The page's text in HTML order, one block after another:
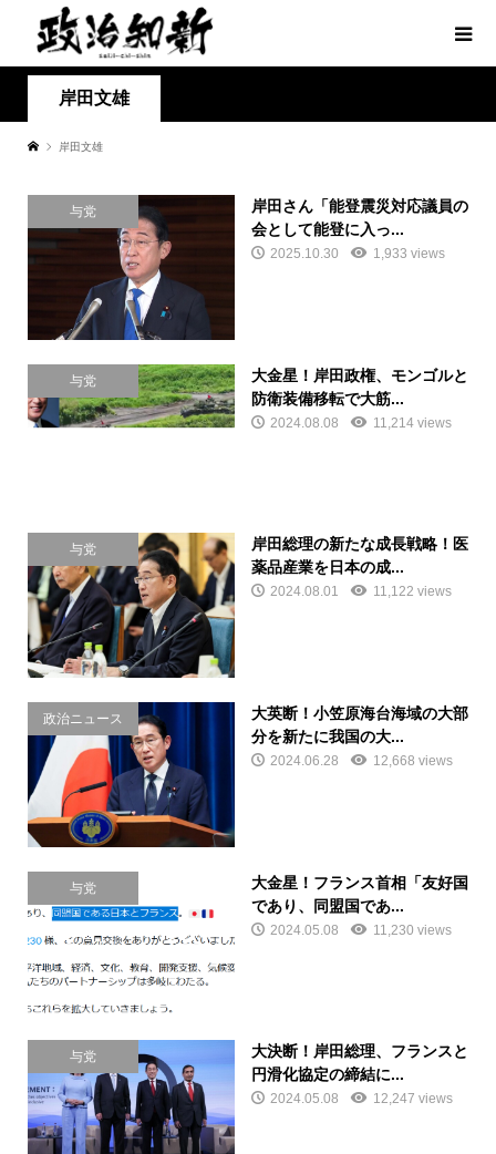
岸田文雄
岸田文雄
与党
岸田さん「能登震災対応議員の
会として能登に入っ...
2025.10.30 1,933 views
与党
大金星！岸田政権、モンゴルと
防衛装備移転で大筋...
2024.08.08 11,214 views
与党
岸田総理の新たな成長戦略！医
薬品産業を日本の成...
2024.08.01 11,122 views
政治ニュース
大英断！小笠原海台海域の大部
分を新たに我国の大...
2024.06.28 12,668 views
与党
大金星！フランス首相「友好国
であり、同盟国であ...
2024.05.08 11,230 views
与党
大決断！岸田総理、フランスと
円滑化協定の締結に...
2024.05.08 12,247 views